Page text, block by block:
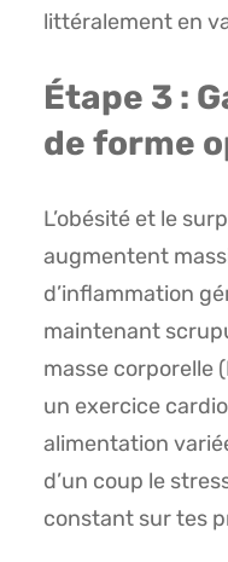
littéralement en
Étape 3 :
de forme
L’obésité et le
augmentent
d’inflammation
maintenant
masse corporelle
un exercice
alimentation
d’un coup le
constant sur tes